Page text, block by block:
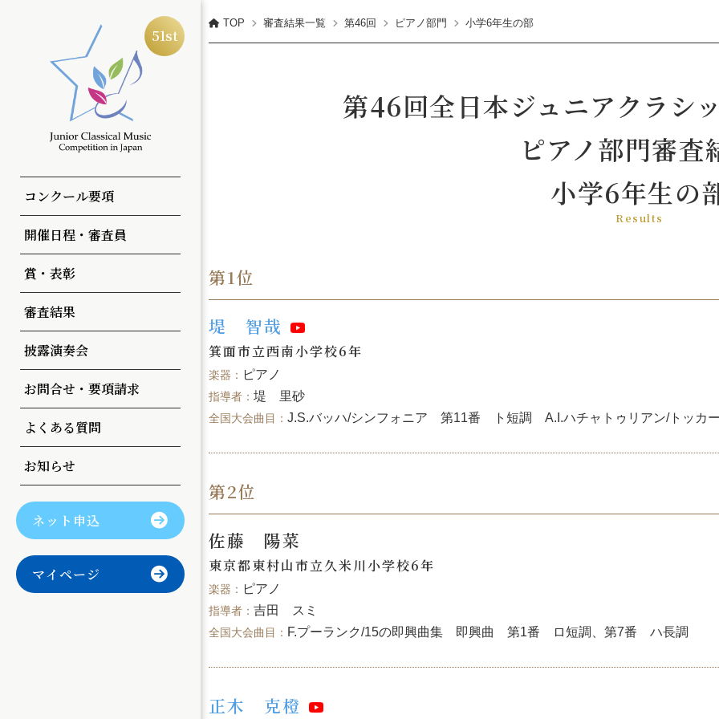
51st
コンクール要項
審査方法
注意事項
曲目変更
開催日程・審査員
賞・表彰
審査結果
披露演奏会
お問合せ・要項請求
よくある質問
お知らせ
ネット申込
マイページ
TOP 審査結果一覧 第46回 ピアノ部門 小学6年生の部
第46回全日本ジュニアクラシ
ピアノ部門審査
小学6年生の
Results
第1位
堤 智哉
箕面市立西南小学校6年
ピアノ
堤 里砂
J.S.バッハ/シンフォニア 第11番 ト短調 A.I.ハチャトゥリアン/トッカ
第2位
佐藤 陽菜
東京都東村山市立久米川小学校6年
ピアノ
吉田 スミ
F.プーランク/15の即興曲集 即興曲 第1番 ロ短調、第7番 ハ長調
正木 克橙